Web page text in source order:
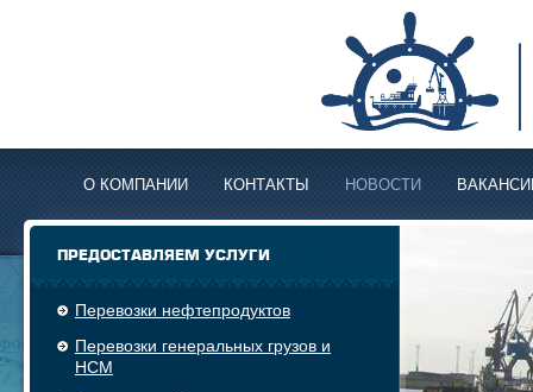
О КОМПАНИИ КОНТАКТЫ НОВОСТИ
ПРЕДОСТАВЛЯЕМ УСЛУГИ
Перевозки нефтепродуктов
Перевозки генеральных грузов и
НСМ